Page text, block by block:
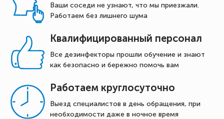
Ваши соседи не узнают, что мы приезжали.
Работаем без лишнего шума
Квалифицированный персонал
Все дезинфекторы прошли обучение и знают
как безопасно и бережно помочь вам
Работаем круглосуточно
Выезд специалистов в день обращения, при
необходимости даже в ночное время